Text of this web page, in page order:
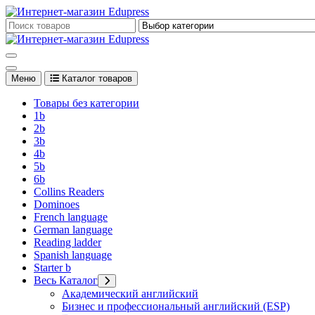
Перейти
к
содержимому
Edupress Uzbekistan, Edupress Узбекистан, книги, учебники на
Меню Каталог товаров
Товары без категории
1b
2b
3b
4b
5b
6b
Collins Readers
Dominoes
French language
German language
Reading ladder
Spanish language
Starter b
Весь Каталог
Академический английский
Бизнес и профессиональный английский (ESP)